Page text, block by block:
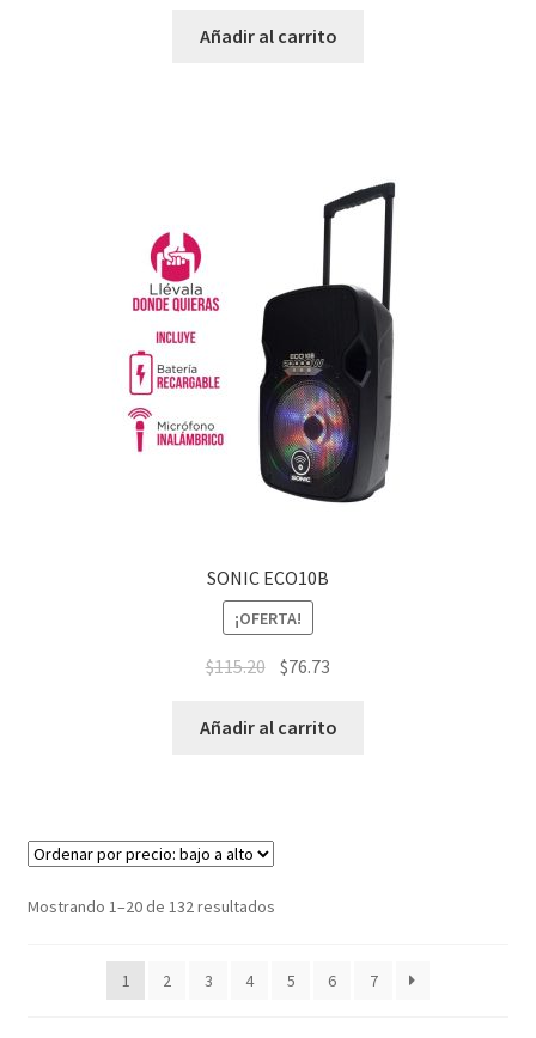
Añadir al carrito
SONIC ECO10B
¡OFERTA!
$115.20 $76.73
Añadir al carrito
Mostrando 1–20 de 132 resultados
1 2 3 4 5 6 7